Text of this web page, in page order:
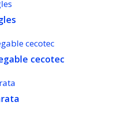
cecotec